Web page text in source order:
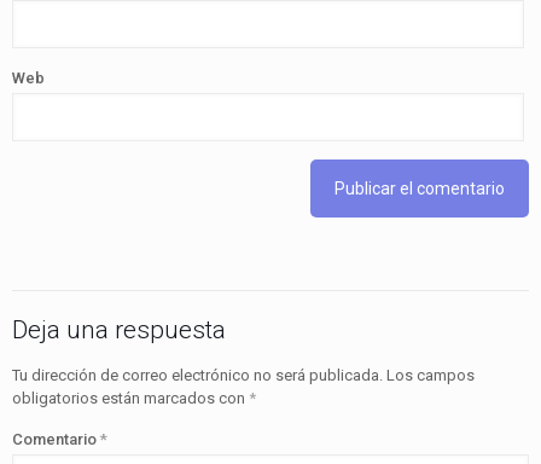
Web
Deja una respuesta
Tu dirección de correo electrónico no será publicada. Los campos
obligatorios están marcados con *
Comentario *